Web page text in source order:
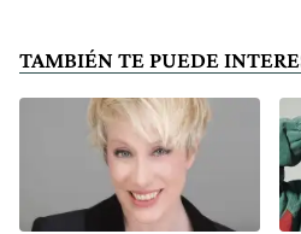
TAMBIÉN TE PUEDE